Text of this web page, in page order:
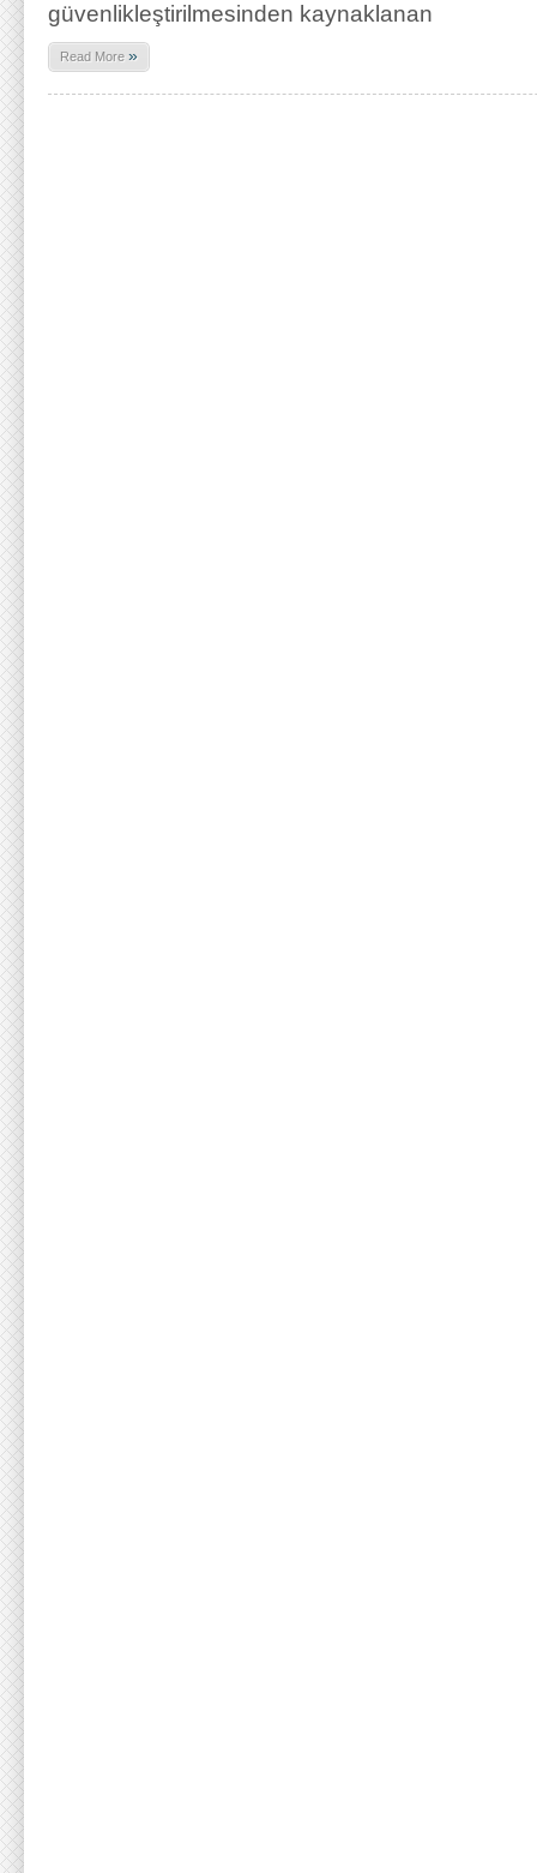
güvenlikleştirilmesinden kaynaklanan
Read More »